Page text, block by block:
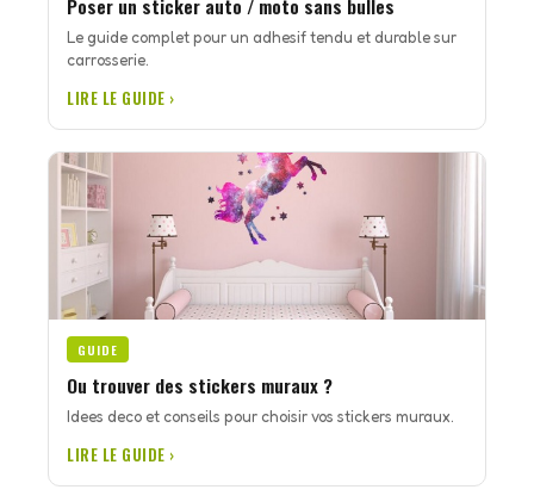
Poser un sticker auto / moto sans bulles
Le guide complet pour un adhesif tendu et durable sur
carrosserie.
LIRE LE GUIDE ›
GUIDE
Ou trouver des stickers muraux ?
Idees deco et conseils pour choisir vos stickers muraux.
LIRE LE GUIDE ›